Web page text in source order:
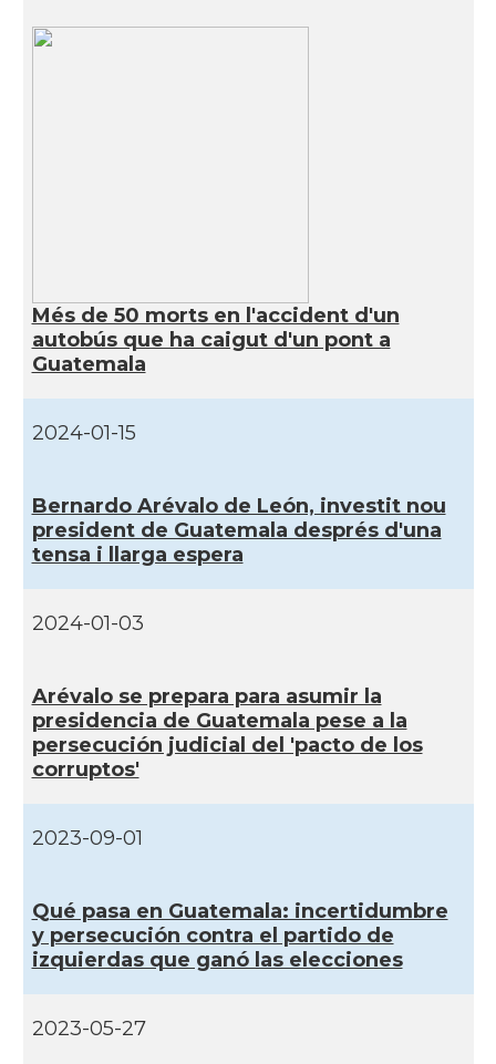
Més de 50 morts en l'accident d'un
autobús que ha caigut d'un pont a
Guatemala
2024-01-15
Bernardo Arévalo de León, investit nou
president de Guatemala després d'una
tensa i llarga espera
2024-01-03
Arévalo se prepara para asumir la
presidencia de Guatemala pese a la
persecución judicial del 'pacto de los
corruptos'
2023-09-01
Qué pasa en Guatemala: incertidumbre
y persecución contra el partido de
izquierdas que ganó las elecciones
2023-05-27